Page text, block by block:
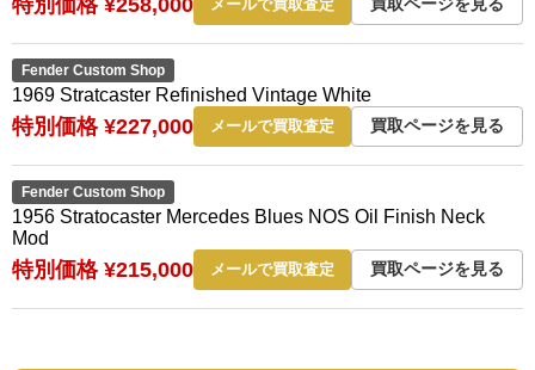
メールで買取査定
Fender Custom Shop
1969 Stratcaster Refinished Vintage White
特別価格 ¥227,000 メールで買取査定 買取ページを見る
Fender Custom Shop
1956 Stratocaster Mercedes Blues NOS Oil Finish Neck
Mod
特別価格 ¥215,000 メールで買取査定 買取ページを見る